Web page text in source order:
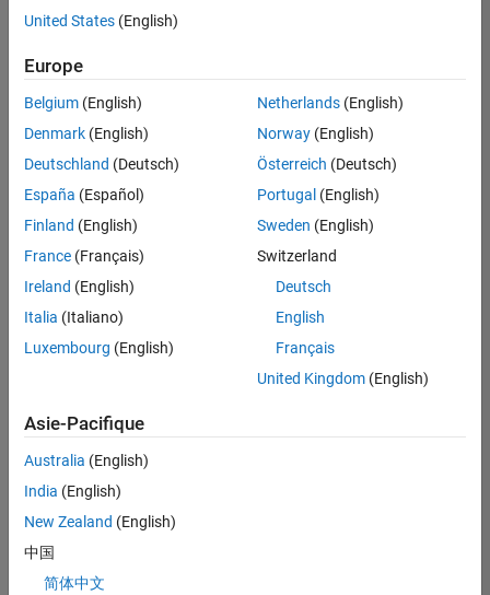
offre
d'emploi
correspondant
à vos
critères
de
recherche.
Vous
pouvez
élargir
votre
recherche
ou
afficher
l’ensemble
d'emploi.
malgré
tout
vous
trouvez
pas
United States (English)
Europe
Belgium (English)
Denmark (English)
Deutschland (Deutsch)
España (Español)
Finland (English)
France (Français)
Ireland (English)
Italia (Italiano)
Luxembourg (English)
Netherlands(English)
Norway(English)
Österreich (Deutsch)
Portugal (English)
Sweden (English)
Switzerland
Deutsch
English
Français
United Kingdom(English)
Asie-Pacifique
Australia (English)
India (English)
New Zealand (English)
中国
简体中文